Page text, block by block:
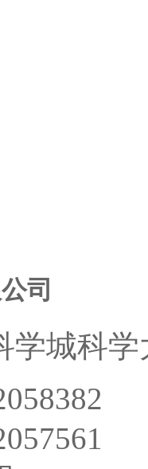
司
学城科